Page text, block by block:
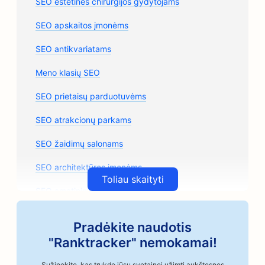
SEO apskaitos įmonėms
SEO antikvariatams
Meno klasių SEO
SEO prietaisų parduotuvėms
SEO atrakcionų parkams
SEO žaidimų salonams
SEO architektūros įmonėms
SEO amatininkų kavos skrudintojams
SEO automobilių remonto parduotuvėms
SEO automobilių kėbulų parduotuvėms
Toliau skaityti
Pradėkite naudotis
"Ranktracker" nemokamai!